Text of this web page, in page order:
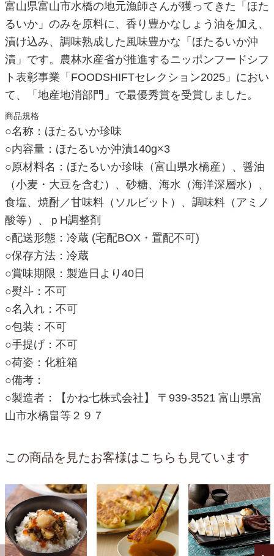
富山県富山市水橋の地元漁師さんが獲ってきた「ほた
るいか」のみを原料に、香り豊かなしょう油を加え、
漬け込み、調味熟成した風味豊かな「ほたるいか沖
漬」です。農林水産省が推進するニッポンフードシフ
ト表彰事業「FOODSHIFTセレクション2025」におい
て、「地産地消部門」で最優秀賞を受賞しました。
商品規格
○名称：ほたるいか珍味
○内容量：ほたるいか沖漬140g×3
○原材料名：ほたるいか珍味（富山県水橋産）、醤油
（小麦・大豆を含む）、砂糖、海水（海洋深層水）、
食塩、焼酎／甘味料（ソルビット）、調味料（アミノ
酸等）、ｐH調整剤
○配送形態：冷蔵 (宅配BOX・置配不可)
○保存方法：冷蔵
○賞味期限：製造日より40日
○熨斗：不可
○名入れ：不可
○包装：不可
○手提げ：不可
○荷姿：化粧箱
○備考：
○製造者：【かね七株式会社】 〒939-3521 富山県富
山市水橋畠等２９７
この商品を見たお客様はこちらも見ています